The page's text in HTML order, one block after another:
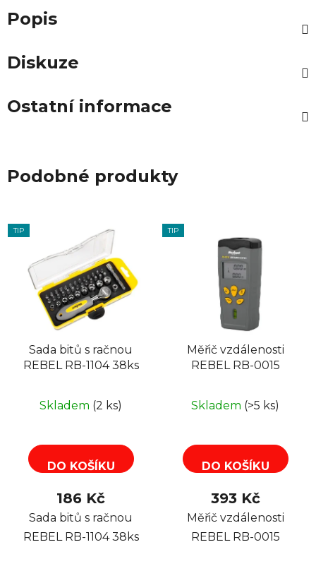
Popis
Diskuze
Ostatní informace
Podobné produkty
TIP
Sada bitů s račnou
REBEL RB-1104 38ks
Skladem (2 ks)
DO KOŠÍKU
186 Kč
Sada bitů s račnou
REBEL RB-1104 38ks
TIP
Měřič vzdálenosti
REBEL RB-0015
Skladem (>5 ks)
DO KOŠÍKU
393 Kč
Měřič vzdálenosti
REBEL RB-0015